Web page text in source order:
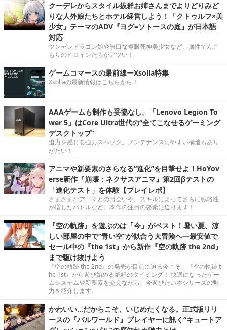
クーデレからスタイル抜群お姉さんまでよりどりみど
りな人外娘たちとホテル経営しよう！「クトゥルフ×美
少女」テーマのADV『ヨグ=ソトースの庭』が日本語
対応
ツンデレドラゴン娘や無口な複眼死神美少女など、属性てんこ
もりのヒロインたちがアツい！
ゲームコマースの最前線ーXsolla特集
Xsollaの最新情報はこちらから！
AAAゲームも制作も妥協なし。「Lenovo Legion To
wer 5」はCore Ultra世代の“全てこなせるゲーミング
デスクトップ”
迫力を感じる強力スペック。メンテナンスしやすい構造もあり
がたい！
アニマや新要素のさらなる“進化”を目撃せよ！HoYov
erse新作『崩壊：ネクサスアニマ』第2回βテストの
「進化テスト」を体験【プレイレポ】
さまざまなアニマとの出会いや、スキルによってさらに戦略性
が増したバトルなど、本作の注目の要素に迫ります！
『空の軌跡』を遊ぶのは「今」がベスト！暑い夏、涼
しい部屋の中で“青い空”が似合う大冒険へ―最安値で
セール中の『the 1st』から新作『空の軌跡 the 2nd』
まで駆け抜けよう
『空の軌跡 the 2nd』の発売が目前に迫る今こそ、『空の軌跡 t
he 1st』から遊び始める絶好のタイミング！ 快適になったゲー
ムシステムや新要素を交えながら、今遊びたい本シリーズの魅
力を紹介します。
かわいい…だからこそ、いじめたくなる。正式版リリ
ースの『パルワールド』プレイヤーに訊く“キュートア